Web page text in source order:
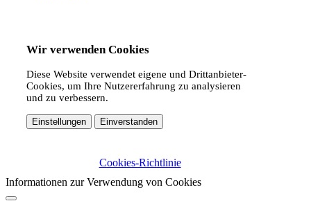
Wir verwenden Cookies
Diese Website verwendet eigene und Drittanbieter-
Cookies, um Ihre Nutzererfahrung zu analysieren
und zu verbessern.
Einstellungen Einverstanden
Cookies-Richtlinie
Informationen zur Verwendung von Cookies